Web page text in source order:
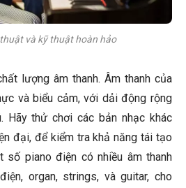
và kỹ thuật hoàn hảo
lượng âm thanh. Âm thanh của
và biểu cảm, với dải động rộng
Hãy thử chơi các bản nhạc khác
đại, để kiểm tra khả năng tái tạo
số piano điện có nhiều âm thanh
organ, strings, và guitar, cho